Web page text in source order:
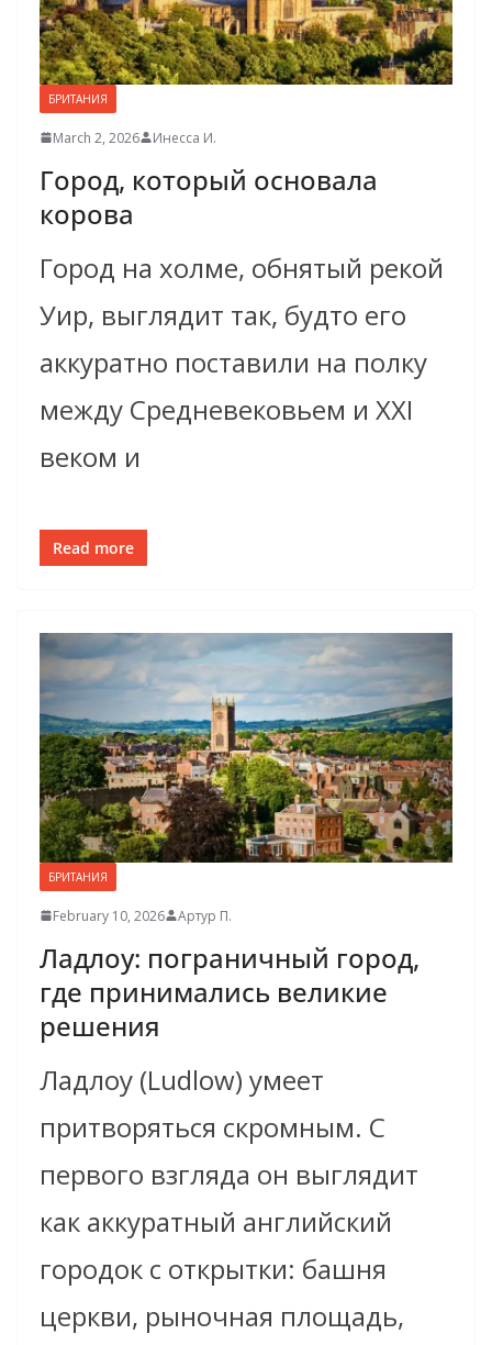
БРИТАНИЯ
March 2, 2026 Инесса И.
Город, который основала
корова
Город на холме, обнятый рекой
Уир, выглядит так, будто его
аккуратно поставили на полку
между Средневековьем и XXI
веком и
Read more
БРИТАНИЯ
February 10, 2026 Артур П.
Ладлоу: пограничный город,
где принимались великие
решения
Ладлоу (Ludlow) умеет
притворяться скромным. С
первого взгляда он выглядит
как аккуратный английский
городок с открытки: башня
церкви, рыночная площадь,